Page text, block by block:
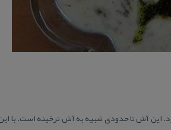
این آش تا حدودی شبیه به آش ترخینه است. با